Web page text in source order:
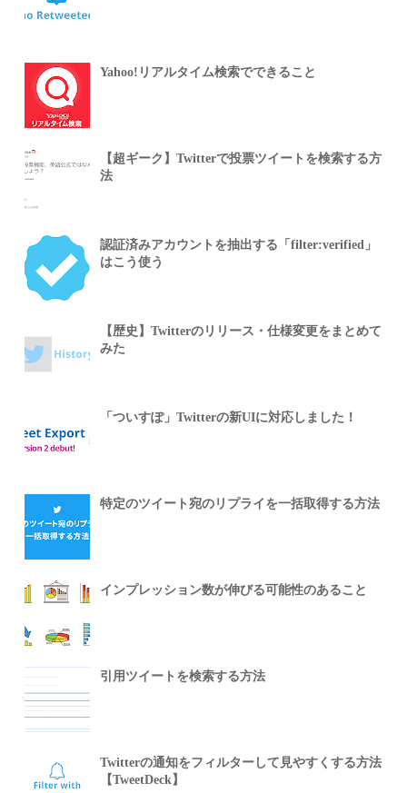
Yahoo!リアルタイム検索でできること
【超ギーク】Twitterで投票ツイートを検索する方
法
認証済みアカウントを抽出する「filter:verified」
はこう使う
【歴史】Twitterのリリース・仕様変更をまとめて
みた
「ついすぽ」Twitterの新UIに対応しました！
特定のツイート宛のリプライを一括取得する方法
インプレッション数が伸びる可能性のあること
引用ツイートを検索する方法
Twitterの通知をフィルターして見やすくする方法
【TweetDeck】